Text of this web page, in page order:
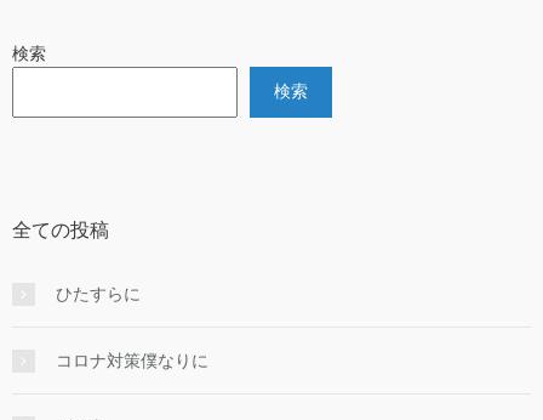
検索
検索
全ての投稿
ひたすらに
コロナ対策僕なりに